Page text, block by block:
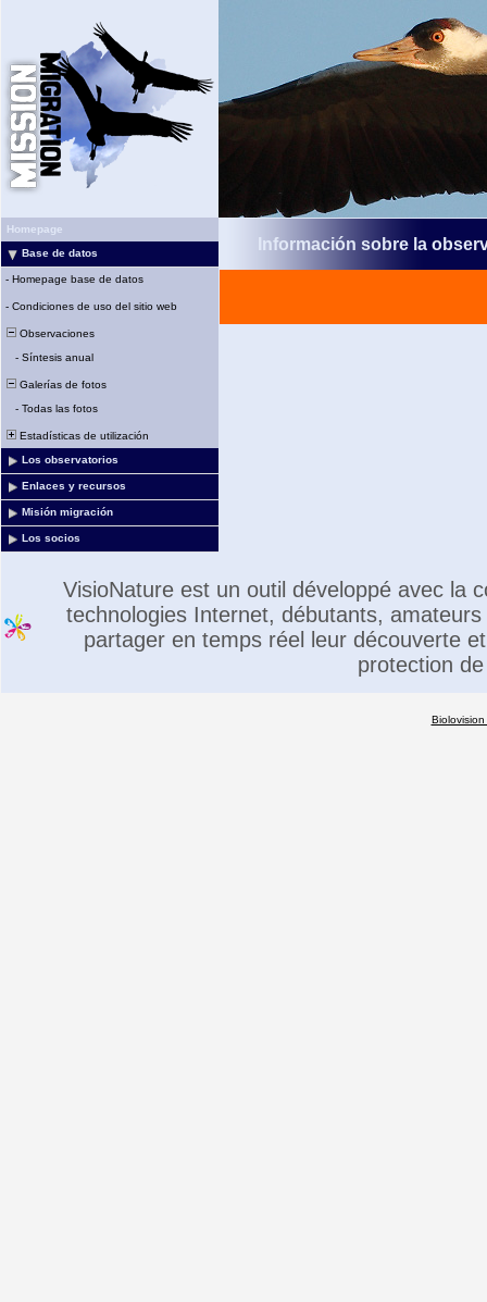
Homepage
Base de datos
- Homepage base de datos
- Condiciones de uso del sitio web
Observaciones
- Síntesis anual
Galerías de fotos
- Todas las fotos
Estadísticas de utilización
Los observatorios
Enlaces y recursos
Misión migración
Los socios
Información sobre la
VisioNature est un outil développé avec la
technologies Internet, débutants,
partager en temps réel leur découverte
protection
Biolovision